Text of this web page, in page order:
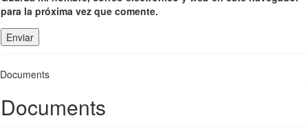
para la próxima vez que comente.
Documents
Documents